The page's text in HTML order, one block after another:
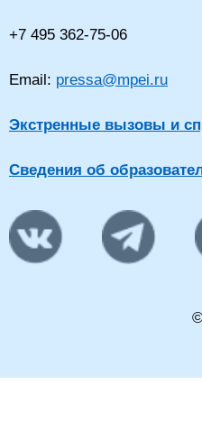
+7 495 362-75-06
Email: pressa@mpei.ru
Экстренные вызовы и
Сведения об